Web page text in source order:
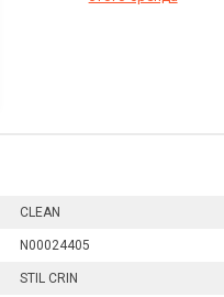
CLEAN
N00024405
STIL CRIN